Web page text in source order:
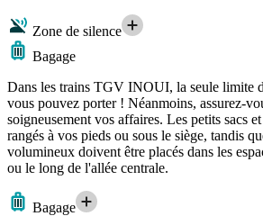
Zone de silence
Bagage
Dans les trains TGV INOUI, la seule limite
vous pouvez porter ! Néanmoins, assurez-
soigneusement vos affaires. Les petits sacs
rangés à vos pieds ou sous le siège, tandis
volumineux doivent être placés dans les
ou le long de l'allée centrale.
Bagage